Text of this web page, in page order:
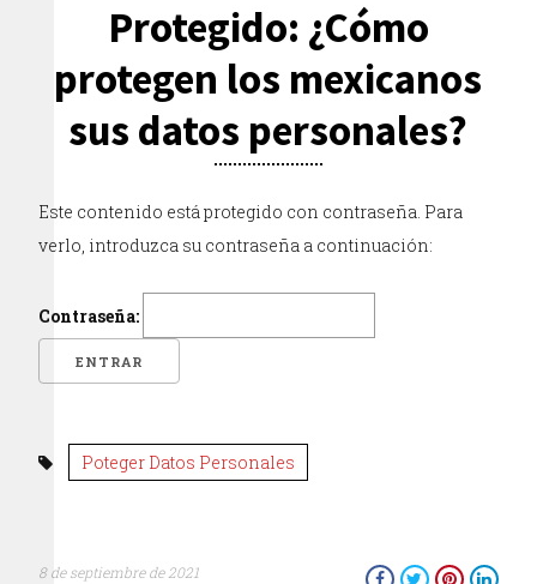
Protegido: ¿Cómo
protegen los mexicanos
sus datos personales?
Este contenido está protegido con contraseña. Para
verlo, introduzca su contraseña a continuación:
Contraseña:
Poteger Datos Personales
8 de septiembre de 2021